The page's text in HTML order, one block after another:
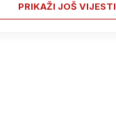
PRIKAŽI JOŠ VIJESTI